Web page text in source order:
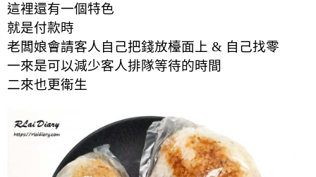
這裡還有一個特色
就是付款時
老闆娘會請客人自己把錢放檯面上 & 自己找零
一來是可以減少客人排隊等待的時間
二來也更衛生